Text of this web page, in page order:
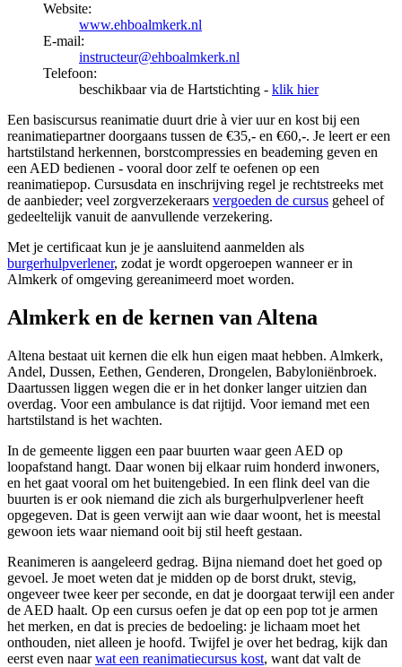
Website:
www.ehboalmkerk.nl
E-mail:
instructeur@ehboalmkerk.nl
Telefoon:
beschikbaar via de Hartstichting - klik hier
Een basiscursus reanimatie duurt drie à vier uur en kost bij een
reanimatiepartner doorgaans tussen de €35,- en €60,-. Je leert er een
hartstilstand herkennen, borstcompressies en beademing geven en
een AED bedienen - vooral door zelf te oefenen op een
reanimatiepop. Cursusdata en inschrijving regel je rechtstreeks met
de aanbieder; veel zorgverzekeraars vergoeden de cursus geheel of
gedeeltelijk vanuit de aanvullende verzekering.
Met je certificaat kun je je aansluitend aanmelden als
burgerhulpverlener, zodat je wordt opgeroepen wanneer er in
Almkerk of omgeving gereanimeerd moet worden.
Almkerk en de kernen van Altena
Altena bestaat uit kernen die elk hun eigen maat hebben. Almkerk,
Andel, Dussen, Eethen, Genderen, Drongelen, Babyloniënbroek.
Daartussen liggen wegen die er in het donker langer uitzien dan
overdag. Voor een ambulance is dat rijtijd. Voor iemand met een
hartstilstand is het wachten.
In de gemeente liggen een paar buurten waar geen AED op
loopafstand hangt. Daar wonen bij elkaar ruim honderd inwoners,
en het gaat vooral om het buitengebied. In een flink deel van die
buurten is er ook niemand die zich als burgerhulpverlener heeft
opgegeven. Dat is geen verwijt aan wie daar woont, het is meestal
gewoon iets waar niemand ooit bij stil heeft gestaan.
Reanimeren is aangeleerd gedrag. Bijna niemand doet het goed op
gevoel. Je moet weten dat je midden op de borst drukt, stevig,
ongeveer twee keer per seconde, en dat je doorgaat terwijl een ander
de AED haalt. Op een cursus oefen je dat op een pop tot je armen
het merken, en dat is precies de bedoeling: je lichaam moet het
onthouden, niet alleen je hoofd. Twijfel je over het bedrag, kijk dan
eerst even naarwat een reanimatiecursus kost, want dat valt de